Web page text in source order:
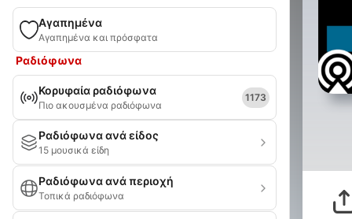
Αγαπημένα
Αγαπημένα και πρόσφατα
Ραδιόφωνα
Κορυφαία ραδιόφωνα
Πιο ακουσμένα ραδιόφωνα
1173
Ραδιόφωνα ανά είδος
15 μουσικά είδη
Ραδιόφωνα ανά περιοχή
Τοπικά ραδιόφωνα